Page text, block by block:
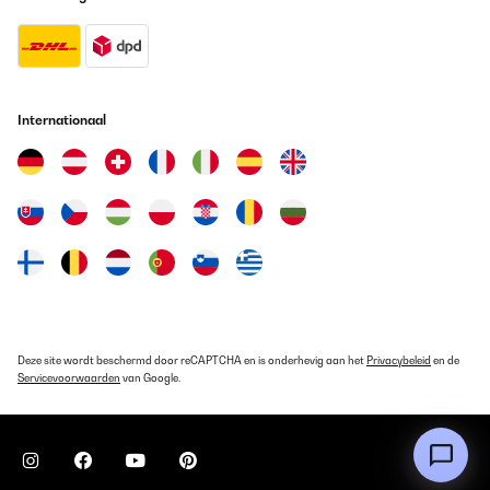
Vertaal
Funktioniert bisher recht gut. +5 Grad ist die minimalste
Temperatur welche man einstellen kann. Diese ist aber eher nur
unten Rotweine oben hineinlegen :)Für Frizzante oder Sekt etwas
zu warm ;) Lautstärke ist in Ordnung
Amazon-Benutzer
Pünktliche Lieferung, schönes Design, ich habe ihn in weiß
bestellt, es passen sowohl Wein als auch Sekt Flaschen hinein.
Wirklich praktisch zum schlichten, sehr zu empfehlen, auch das
Preis Verhältnis, mir hat die 1 Zone Kühlung gereicht, Licht gibt's
Internationaal
Deze site wordt beschermd door reCAPTCHA en is onderhevig aan het Privacybeleid en de
Servicevoorwaarden van Google.